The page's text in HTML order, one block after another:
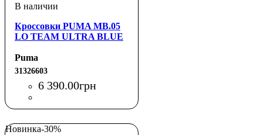
Кроссовки PUMA MB.05
LO TEAM ULTRA BLUE
Puma
31326603
6 390.00грн
Новинка-30%